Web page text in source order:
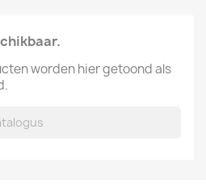
worden hier getoond als